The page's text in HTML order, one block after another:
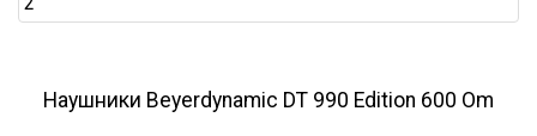
Наушники Beyerdynamic DT 990 Edition 600 Om